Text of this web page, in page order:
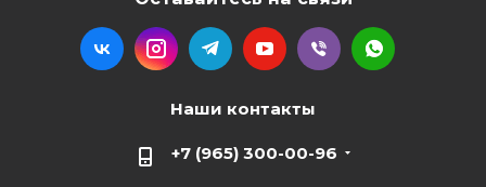
Наши контакты
+7 (965) 300-00-96